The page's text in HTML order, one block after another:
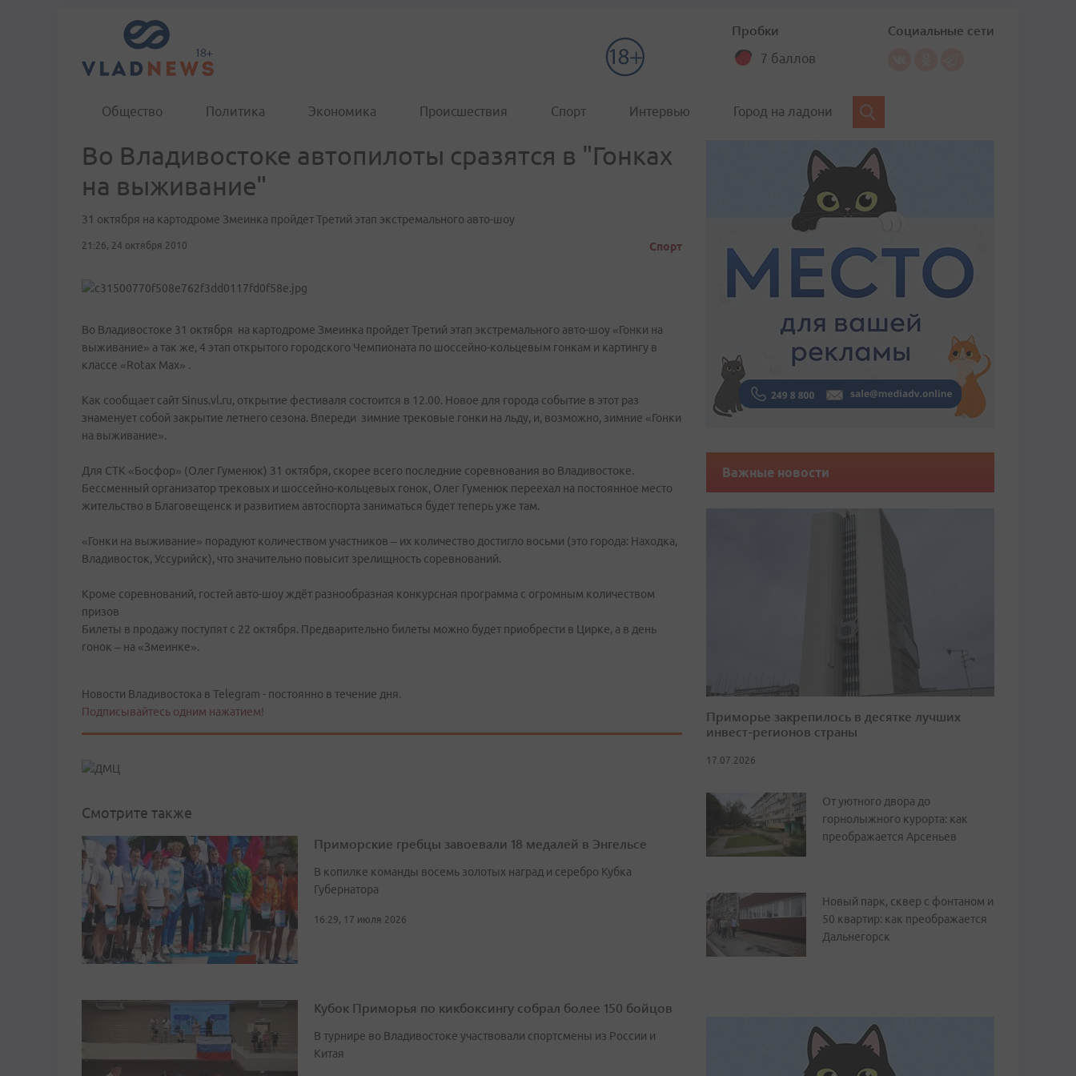
Пробки
7 баллов
Социальные сети
Общество Политика Экономика Происшествия Спорт Интервью Город на ладони
Во Владивостоке автопилоты сразятся в "Гонках
на выживание"
31 октября на картодроме Змеинка пройдет Третий этап экстремального авто-шоу
21:26, 24 октября 2010 Спорт
Во Владивостоке 31 октября на картодроме Змеинка пройдет Третий этап экстремального авто-шоу «Гонки на
выживание» а так же, 4 этап открытого городского Чемпионата по шоссейно-кольцевым гонкам и картингу в
классе «Rotax Max» .
Как сообщает сайт Sinus.vl.ru, открытие фестиваля состоится в 12.00. Новое для города событие в этот раз
знаменует собой закрытие летнего сезона. Впереди зимние трековые гонки на льду, и, возможно, зимние «Гонки
на выживание».
Для СТК «Босфор» (Олег Гуменюк) 31 октября, скорее всего последние соревнования во Владивостоке.
Бессменный организатор трековых и шоссейно-кольцевых гонок, Олег Гуменюк переехал на постоянное место
жительство в Благовещенск и развитием автоспорта заниматься будет теперь уже там.
«Гонки на выживание» порадуют количеством участников – их количество достигло восьми (это города: Находка,
Владивосток, Уссурийск), что значительно повысит зрелищность соревнований.
Кроме соревнований, гостей авто-шоу ждёт разнообразная конкурсная программа с огромным количеством
призов
Билеты в продажу поступят с 22 октября. Предварительно билеты можно будет приобрести в Цирке, а в день
гонок – на «Змеинке».
Новости Владивостока в Telegram - постоянно в течение дня.
Подписывайтесь одним нажатием!
Смотрите также
Приморские гребцы завоевали 18 медалей в Энгельсе
В копилке команды восемь золотых наград и серебро Кубка
Губернатора
16:29, 17 июля 2026
Кубок Приморья по кикбоксингу собрал более 150 бойцов
В турнире во Владивостоке участвовали спортсмены из России и
Китая
Важные новости
Приморье закрепилось в десятке лучших
инвест-регионов страны
17.07.2026
От уютного двора до
горнолыжного курорта: как
преображается Арсеньев
Новый парк, сквер с фонтаном и
50 квартир: как преображается
Дальнегорск